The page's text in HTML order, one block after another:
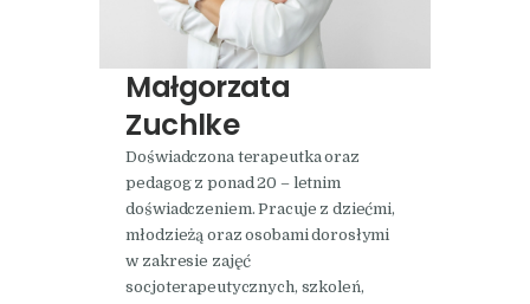
Małgorzata
Zuchlke
Doświadczona terapeutka oraz
pedagog z ponad 20 – letnim
doświadczeniem. Pracuje z dziećmi,
młodzieżą oraz osobami dorosłymi
w zakresie zajęć
socjoterapeutycznych, szkoleń,